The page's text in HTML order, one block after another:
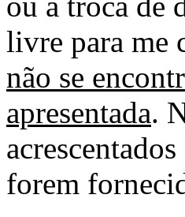
livre para me
não se
apresentada.
forem